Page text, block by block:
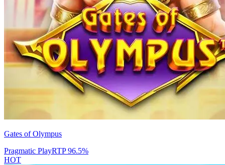
Gates of Olympus
Pragmatic PlayRTP96.5%
HOT